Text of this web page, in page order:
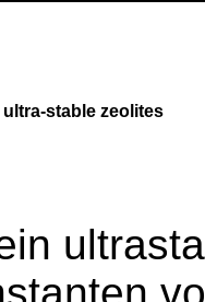
stable zeolites